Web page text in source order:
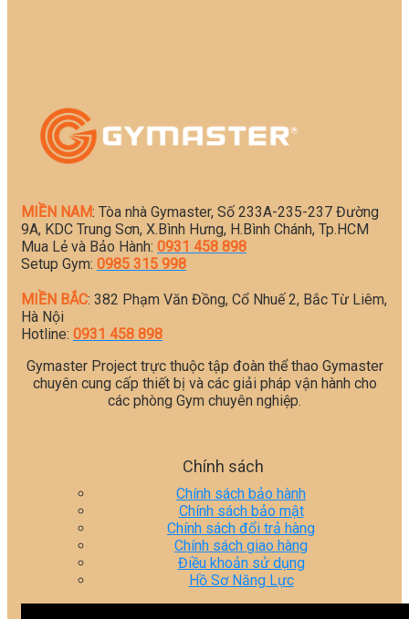
MIỀN NAM: Tòa nhà Gymaster, Số 233A-235-237 Đường
9A, KDC Trung Sơn, X.Bình Hưng, H.Bình Chánh, Tp.HCM
Mua Lẻ và Bảo Hành: 0931 458 898
Setup Gym: 0985 315 998
MIỀN BẮC: 382 Phạm Văn Đồng, Cổ Nhuế 2, Bắc Từ Liêm,
Hà Nội
Hotline: 0931 458 898
Gymaster Project trực thuộc tập đoàn thể thao Gymaster
chuyên cung cấp thiết bị và các giải pháp vận hành cho
các phòng Gym chuyên nghiệp.
Chính sách
Chính sách bảo hành
Chính sách bảo mật
Chính sách đổi trả hàng
Chính sách giao hàng
Điều khoản sử dụng
Hồ Sơ Năng Lực